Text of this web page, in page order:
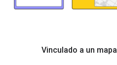
Vinculado a un mapa